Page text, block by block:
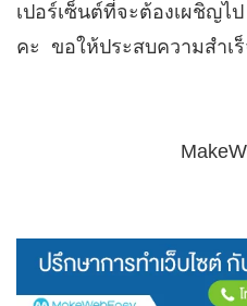
เปอร์เซ็นต์ที่จะต้องเผชิญไ
คะ ขอให้ประสบความสำเ